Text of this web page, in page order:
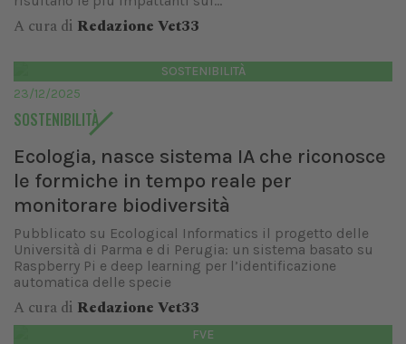
A cura di Redazione Vet33
SOSTENIBILITÀ
23/12/2025
SOSTENIBILITÀ
Ecologia, nasce sistema IA che riconosce
le formiche in tempo reale per
monitorare biodiversità
Pubblicato su Ecological Informatics il progetto delle
Università di Parma e di Perugia: un sistema basato su
Raspberry Pi e deep learning per l’identificazione
automatica delle specie
A cura di Redazione Vet33
FVE